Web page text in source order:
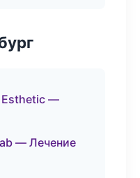
Esthetic —
— Лечение